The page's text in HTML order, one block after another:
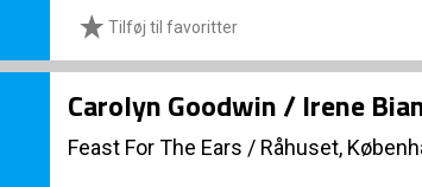
Tilføj til favoritter
Carolyn Goodwin / Irene
Feast For The Ears / Råhuset,